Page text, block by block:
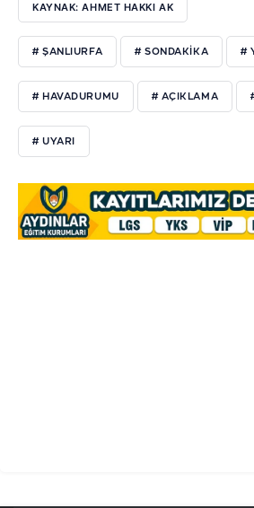
KAYNAK: AHMET HAKKI AK
# ŞANLIURFA # SONDAKIKA #
# HAVADURUMU # AÇIKLAMA
# UYARI